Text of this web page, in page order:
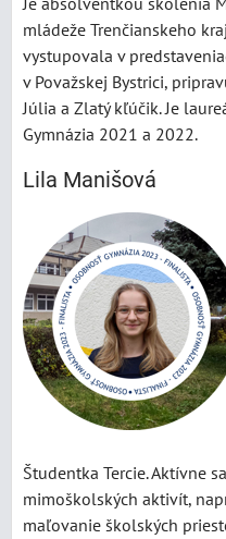
mládeže Trenčianskeho
vystupovala v
v Považskej Bystrici,
Júlia a Zlatý kľúčik. Je
Gymnázia 2021 a 2022.
Lila Manišová
Študentka Tercie. Aktívne
mimoškolských aktivít,
maľovanie školských